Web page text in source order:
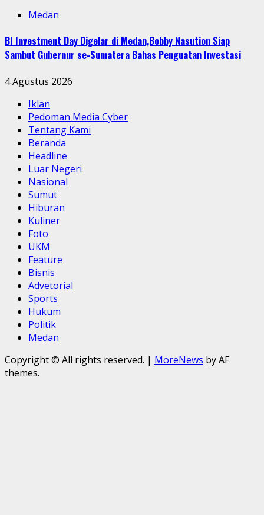
Medan
BI Investment Day Digelar di Medan,Bobby Nasution Siap
Sambut Gubernur se-Sumatera Bahas Penguatan Investasi
4 Agustus 2026
Iklan
Pedoman Media Cyber
Tentang Kami
Beranda
Headline
Luar Negeri
Nasional
Sumut
Hiburan
Kuliner
Foto
UKM
Feature
Bisnis
Advetorial
Sports
Hukum
Politik
Medan
Copyright © All rights reserved. | MoreNews by AF
themes.